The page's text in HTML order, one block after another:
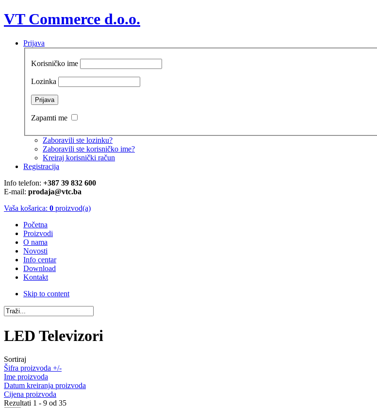
VT Commerce d.o.o.
Prijava
Korisničko ime
Lozinka
Zapamti me
Zaboravili ste lozinku?
Zaboravili ste korisničko ime?
Kreiraj korisnički račun
Registracija
Info telefon: +387 39 832 600
E-mail: prodaja@vtc.ba
Vaša košarica: 0 proizvod(a)
Početna
Proizvodi
O nama
Novosti
Info centar
Download
Kontakt
Skip to content
LED Televizori
Sortiraj
Šifra proizvoda +/-
Ime proizvoda
Datum kreiranja proizvoda
Cijena proizvoda
Rezultati 1 - 9 od 35